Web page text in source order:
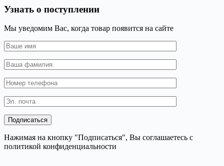
Узнать о поступлении
Мы уведомим Вас, когда товар появится на сайте
Нажимая на кнопку "Подписаться", Вы соглашаетесь с
политикой конфиденциальности